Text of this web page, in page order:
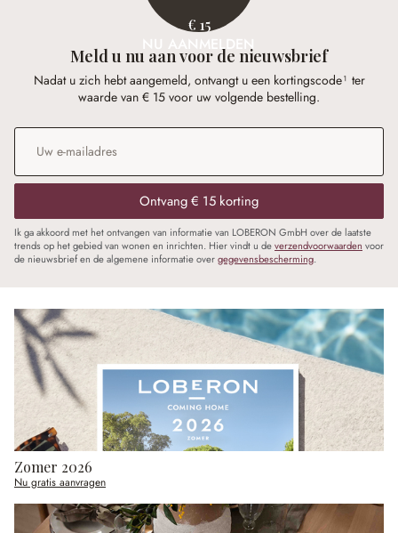
€ 15
NU AANMELDEN
Meld u nu aan voor de nieuwsbrief
Nadat u zich hebt aangemeld, ontvangt u een kortingscode¹ ter
waarde van € 15 voor uw volgende bestelling.
E-mailadres
Ontvang € 15 korting
Ik ga akkoord met het ontvangen van informatie van LOBERON GmbH over de laatste
trends op het gebied van wonen en inrichten. Hier vindt u deverzendvoorwaarden voor
de nieuwsbrief en de algemene informatie overgegevensbescherming.
Zomer 2026
Nu gratis aanvragen